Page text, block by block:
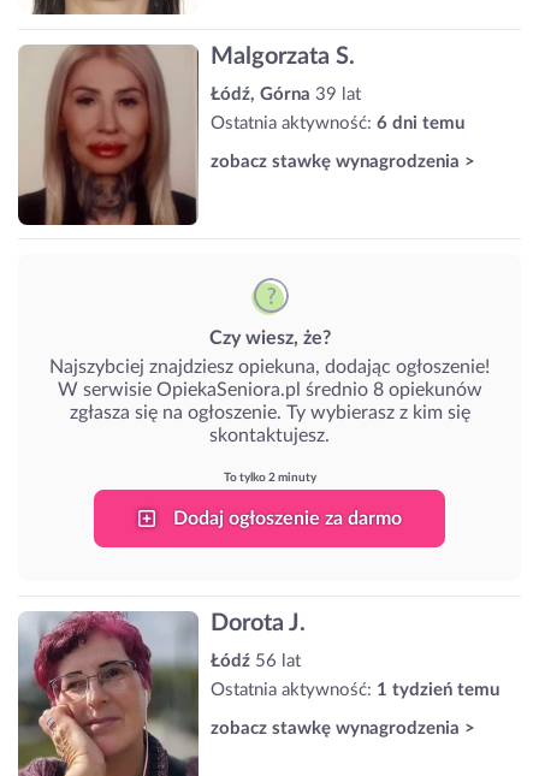
Malgorzata S.
Łódź, Górna 39 lat
Ostatnia aktywność: 6 dni temu
zobacz stawkę wynagrodzenia >
Czy wiesz, że?
Najszybciej znajdziesz opiekuna, dodając ogłoszenie!
W serwisie OpiekaSeniora.pl średnio 8 opiekunów
zgłasza się na ogłoszenie. Ty wybierasz z kim się
skontaktujesz.
To tylko 2 minuty
Dodaj ogłoszenie za darmo
Dorota J.
Łódź 56 lat
Ostatnia aktywność: 1 tydzień temu
zobacz stawkę wynagrodzenia >